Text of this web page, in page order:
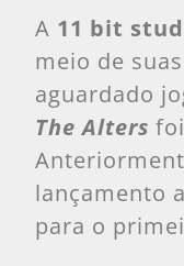
A 11 bit
meio de
aguardado
The Alters
lançamento
para o